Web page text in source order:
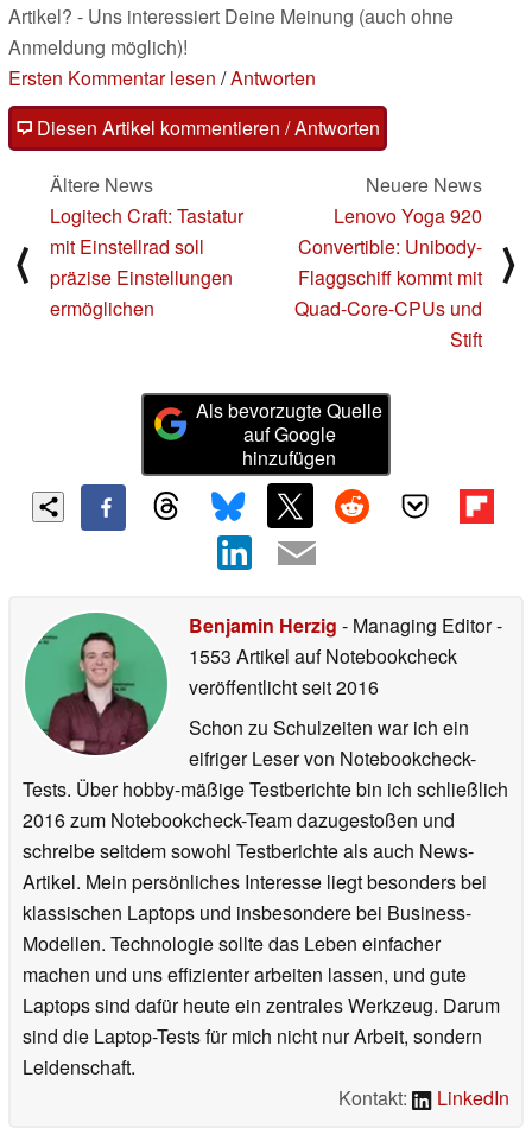
Artikel? - Uns interessiert Deine Meinung (auch ohne
Anmeldung möglich)!
Ersten Kommentar lesen /Antworten
Diesen Artikel kommentieren / Antworten
⟨
Ältere News
Logitech Craft: Tastatur
mit Einstellrad soll
präzise Einstellungen
ermöglichen
Neuere News
Lenovo Yoga 920
Convertible: Unibody-
Flaggschiff kommt mit
Quad-Core-CPUs und
Stift
⟩
Als bevorzugte Quelle
auf Google
hinzufügen
Benjamin Herzig - Managing Editor-
1553 Artikel auf Notebookcheck
veröffentlichtseit 2016
Schon zu Schulzeiten war ich ein
eifriger Leser von Notebookcheck-
Tests. Über hobby-mäßige Testberichte bin ich schließlich
2016 zum Notebookcheck-Team dazugestoßen und
schreibe seitdem sowohl Testberichte als auch News-
Artikel. Mein persönliches Interesse liegt besonders bei
klassischen Laptops und insbesondere bei Business-
Modellen. Technologie sollte das Leben einfacher
machen und uns effizienter arbeiten lassen, und gute
Laptops sind dafür heute ein zentrales Werkzeug. Darum
sind die Laptop-Tests für mich nicht nur Arbeit, sondern
Leidenschaft.
Kontakt:
LinkedIn